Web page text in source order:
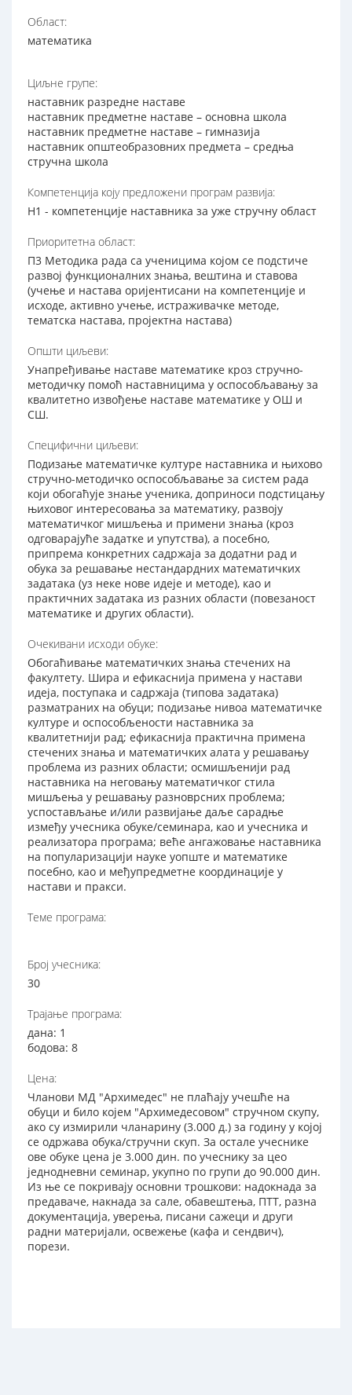
Област:
математика
Циљне групе:
наставник разредне наставе
наставник предметне наставе – основна школа
наставник предметне наставе – гимназија
наставник општеобразовних предмета – средња
стручна школа
Компетенција коју предложени програм развија:
Н1 - компетенције наставника за уже стручну област
Приоритетна област:
П3 Методика рада са ученицима којом се подстиче
развој функционалних знања, вештина и ставова
(учење и настава оријентисани на компетенције и
исходе, активно учење, истраживачке методе,
тематска настава, пројектна настава)
Општи циљеви:
Унапређивање наставе математике кроз стручно-
методичку помоћ наставницима у оспособљавању за
квалитетно извођење наставе математике у ОШ и
СШ.
Специфични циљеви:
Подизање математичке културе наставника и њихово
стручно-методичко оспособљавање за систем рада
који обогаћује знање ученика, доприноси подстицању
њиховог интересовања за математику, развоју
математичког мишљења и примени знања (кроз
одговарајуће задатке и упутства), а посебно,
припрема конкретних садржаја за додатни рад и
обука за решавање нестандардних математичких
задатака (уз неке нове идеје и методе), као и
практичних задатака из разних области (повезаност
математике и других области).
Очекивани исходи обуке:
Обогаћивање математичких знања стечених на
факултету. Шира и ефикаснија примена у настави
идеја, поступака и садржаја (типова задатака)
разматраних на обуци; подизање нивоа математичке
културе и оспособљености наставника за
квалитетнији рад; ефикаснија практична примена
стечених знања и математичких алата у решавању
проблема из разних области; осмишљенији рад
наставника на неговању математичког стила
мишљења у решавању разноврсних проблема;
успостављање и/или развијање даље сарадње
између учесника обуке/семинара, као и учесника и
реализатора програма; веће ангажовање наставника
на популаризацији науке уопште и математике
посебно, као и међупредметне координације у
настави и пракси.
Теме програма:
Број учесника:
30
Трајање програма:
дана: 1
бодова: 8
Цена:
Чланови МД "Архимедес" не плаћају учешће на
обуци и било којем "Архимедесовом" стручном скупу,
ако су измирили чланарину (3.000 д.) за годину у којој
се одржава обука/стручни скуп. За остале учеснике
ове обуке цена је 3.000 дин. по учеснику за цео
једнодневни семинар, укупно по групи до 90.000 дин.
Из ње се покривају основни трошкови: надокнада за
предаваче, накнада за сале, обавештења, ПТТ, разна
документација, уверења, писани сажеци и други
радни материјали, освежење (кафа и сендвич),
порези.